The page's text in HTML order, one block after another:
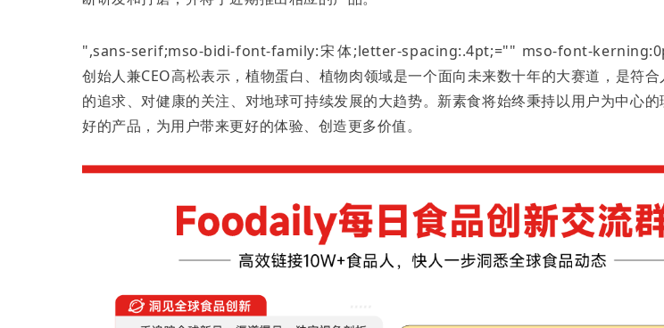
",sans-serif;mso-bidi-font-family:宋体;letter-spacing:.4pt;="" mso-font-
创始人兼CEO高松表示，植物蛋白、植物肉领域是一个面向未来数十年的大赛道，是符
的追求、对健康的关注、对地球可持续发展的大趋势。新素食将始终秉持以用户为中心的
好的产品，为用户带来更好的体验、创造更多价值。